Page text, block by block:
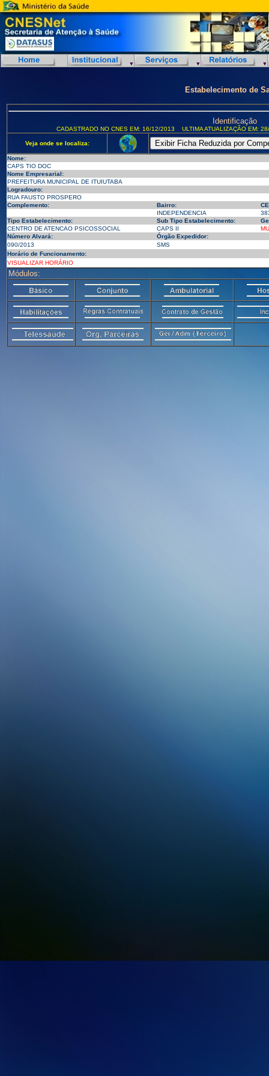
Estabelecimento de
Identificação
CADASTRADO NO CNES EM: 16/12/2013 ULTIMA ATUALIZAÇÃO EM:
Veja onde se localiza:
Nome:
CAPS TIO DOC
Nome Empresarial:
PREFEITURA MUNICIPAL DE ITUIUTABA
Logradouro:
RUA FAUSTO PROSPERO
Complemento:
Bairro:
INDEPENDENCIA
Tipo Estabelecimento:
Sub Tipo Estabelecimento:
CENTRO DE ATENCAO PSICOSSOCIAL
CAPS II
Número Alvará:
Órgão Expedidor:
090/2013
SMS
Horário de Funcionamento:
VISUALIZAR HORÁRIO
Módulos: